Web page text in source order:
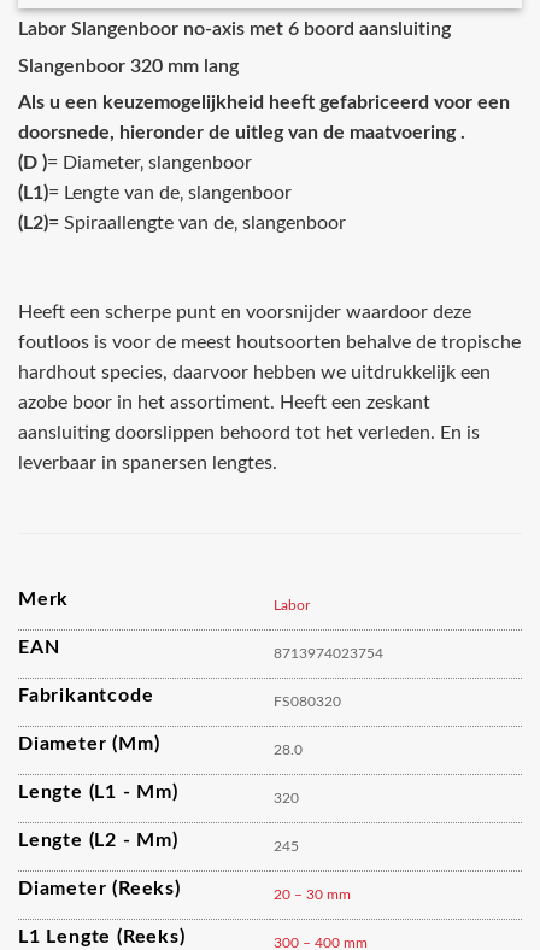
Labor Slangenboor no-axis met 6 boord aansluiting
Slangenboor 320 mm lang
Als u een keuzemogelijkheid heeft gefabriceerd voor een
doorsnede, hieronder de uitleg van de maatvoering .
(D )= Diameter‚ slangenboor
(L1)= Lengte van de‚ slangenboor
(L2)= Spiraallengte van de‚ slangenboor
Heeft een scherpe punt en voorsnijder waardoor deze
foutloos is voor de meest houtsoorten behalve de tropische
hardhout species, daarvoor hebben we uitdrukkelijk een
azobe boor in het assortiment. Heeft een zeskant
aansluiting doorslippen behoord tot het verleden. En is
leverbaar in spanersen lengtes.
Merk Labor
EAN 8713974023754
Fabrikantcode FS080320
Diameter (mm) 28.0
Lengte (L1 - Mm) 320
Lengte (L2 - Mm) 245
Diameter (reeks) 20 – 30 mm
L1 Lengte (reeks) 300 – 400 mm